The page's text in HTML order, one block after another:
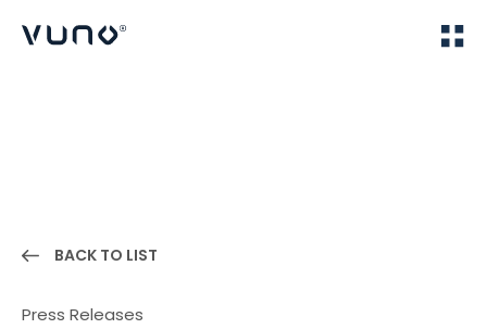
BACK TO LIST
Press Releases